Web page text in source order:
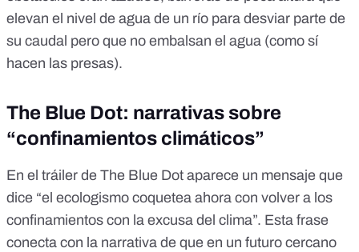
elevan el nivel de agua de un río para desviar parte de
su caudal pero que no embalsan el agua (como sí
hacen las presas).
The Blue Dot: narrativas sobre
“confinamientos climáticos”
En el tráiler de The Blue Dot aparece un mensaje que
dice “el ecologismo coquetea ahora con volver a los
confinamientos con la excusa del clima”. Esta frase
conecta con la narrativa de que en un futuro cercano